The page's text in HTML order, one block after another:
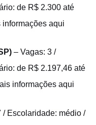
de R$ 2.300 até
informações aqui
– Vagas: 3 /
de R$ 2.197,46 até
informações aqui
/ Escolaridade: médio /